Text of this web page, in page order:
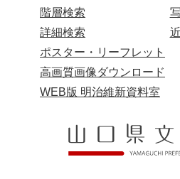
階層検索
詳細検索
ポスター・リーフレット
高画質画像ダウンロード
WEB版 明治維新資料室